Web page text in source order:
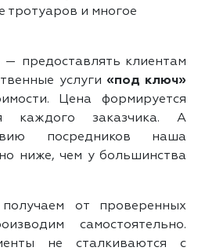
тротуаров и многое
предоставлять клиентам
услуги «под ключ»
Цена формируется
каждого заказчика. А
посредников наша
ниже, чем у большинства
от проверенных
самостоятельно.
не сталкиваются с